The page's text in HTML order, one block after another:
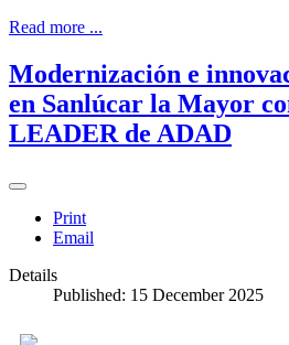
Read more ...
Modernización e
en Sanlúcar la Mayor
LEADER de ADAD
Print
Email
Details
Published: 15 December 2025